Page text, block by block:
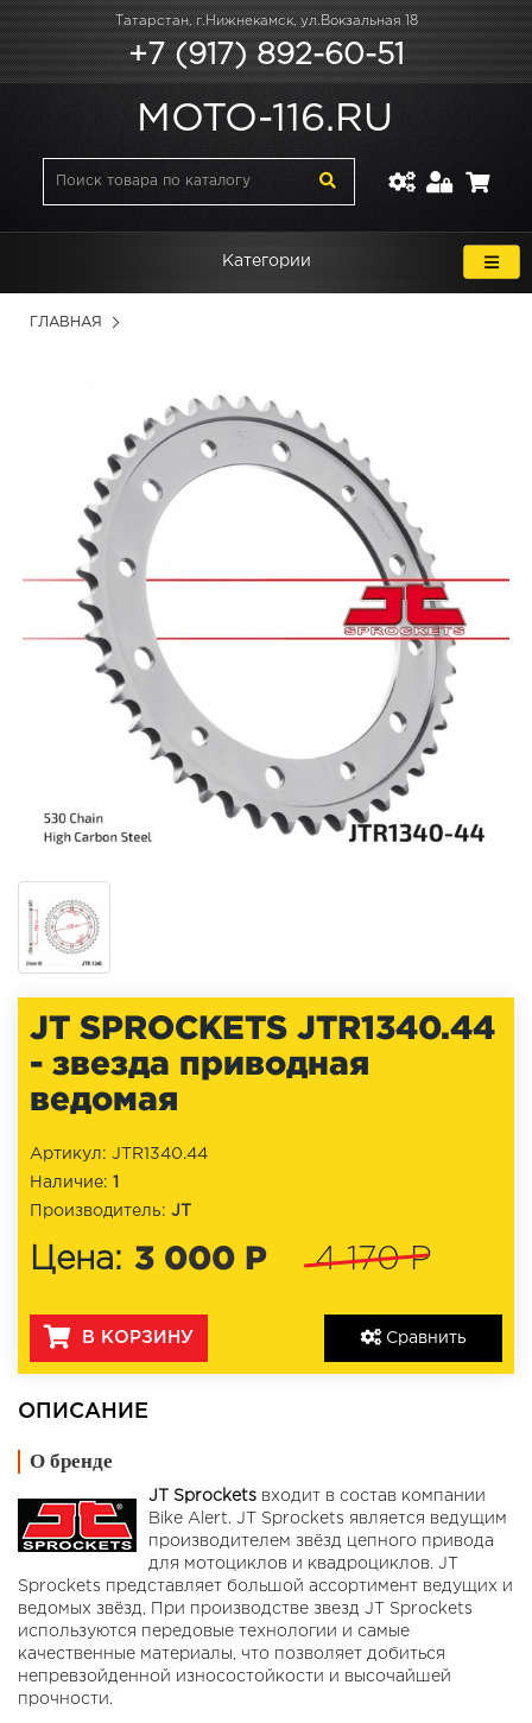
Татарстан, г.Нижнекамск, ул.Вокзальная 18
+7 (917) 892-60-51
MOTO-116.RU
Категории
ГЛАВНАЯ
JT SPROCKETS JTR1340.44
- звезда приводная
ведомая
Сравнить
Артикул: JTR1340.44
Наличие: 1
Производитель: JT
Цена: 3 000 Р 4 170 Р
В КОРЗИНУ
ОПИСАНИЕ
О бренде
JT Sprockets входит в состав компании
Bike Alert. JT Sprockets является ведущим
производителем звёзд цепного привода
для мотоциклов и квадроциклов. JT
Sprockets представляет большой ассортимент ведущих и
ведомых звёзд, При производстве звезд JT Sprockets
используются передовые технологии и самые
качественные материалы, что позволяет добиться
непревзойденной износостойкости и высочайшей
прочности.